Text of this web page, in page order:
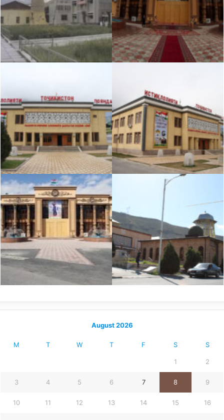
August 2026
M T W T F S S
1 2
3 4 5 6 7 8 9
10 11 12 13 14 15 16